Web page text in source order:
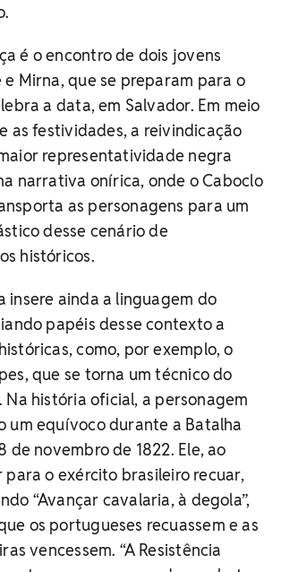
é o encontro de dois jovens
e Mirna, que se preparam para o
a data, em Salvador. Em meio
as festividades, a reivindicação
representatividade negra
narrativa onírica, onde o Caboclo
as personagens para um
desse cenário de
históricos.
insere ainda a linguagem do
papéis desse contexto a
como, por exemplo, o
que se torna um técnico do
Na história oficial, a personagem
um equívoco durante a Batalha
de novembro de 1822. Ele, ao
para o exército brasileiro recuar,
“Avançar cavalaria, à degola”,
os portugueses recuassem e as
vencessem. “A Resistência